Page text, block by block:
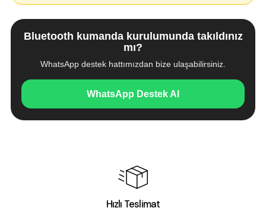
Bluetooth kumanda kurulumunda takıldınız
mı?
WhatsApp destek hattımızdan bize ulaşabilirsiniz.
WhatsApp Destek Al
Hızlı Teslimat